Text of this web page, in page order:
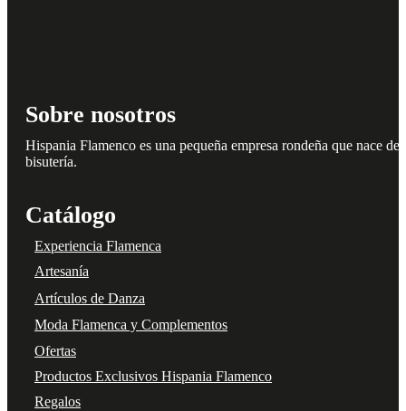
Sobre nosotros
Hispania Flamenco es una pequeña empresa rondeña que nace
bisutería.
Catálogo
Experiencia Flamenca
Artesanía
Artículos de Danza
Moda Flamenca y Complementos
Ofertas
Productos Exclusivos Hispania Flamenco
Regalos